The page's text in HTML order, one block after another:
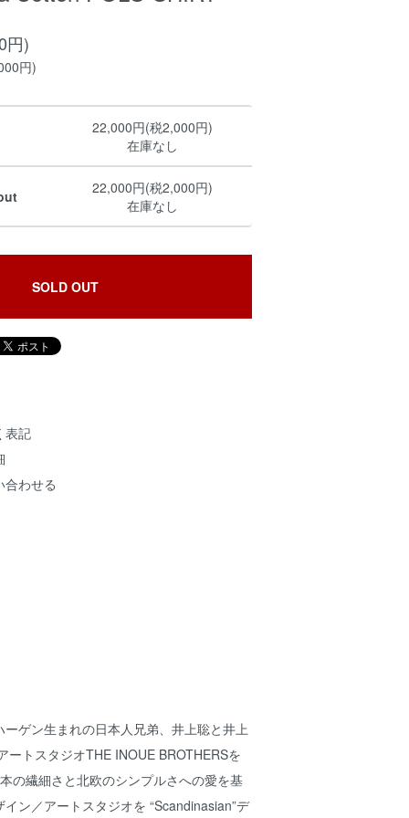
円)
円)
22,000円(税2,000円)
在庫なし
22,000円(税2,000円)
在庫なし
SOLD OUT
表記
合わせる
ゲン生まれの日本人兄弟、井上聡と井上
ートスタジオTHE INOUE BROTHERSを
の繊細さと北欧のシンプルさへの愛を基
ン／アートスタジオを “Scandinasian”デ